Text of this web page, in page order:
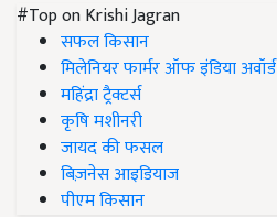
#Top on Krishi Jagran
सफल किसान
मिलेनियर फार्मर ऑफ इंडिया अवॉर्ड
महिंद्रा ट्रैक्टर्स
कृषि मशीनरी
जायद की फसल
बिज़नेस आइडियाज
पीएम किसान